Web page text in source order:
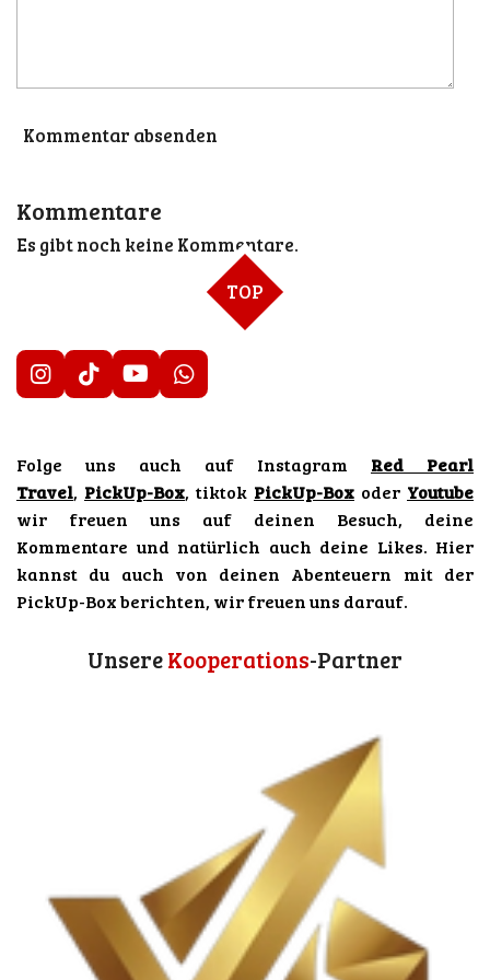
Kommentar absenden
Kommentare
Es gibt noch keine Kommentare.
TOP
I
n
a
g
r
m
T
i
o
k
Y
o
u
b
W
h
A
Folge uns auch auf Instagram Red Pearl
Travel, PickUp-Box, tiktok PickUp-Box oder Youtube
wir freuen uns auf deinen Besuch, deine
Kommentare und natürlich auch deine Likes. Hier
kannst du auch von deinen Abenteuern mit der
PickUp-Box berichten, wir freuen uns darauf.
UnsereKooperations-Partner